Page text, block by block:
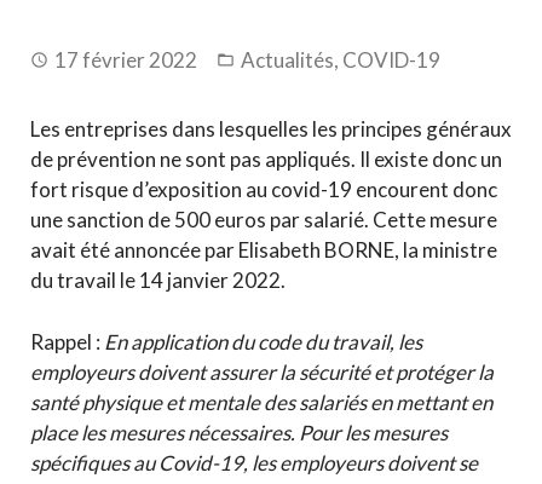
17 février 2022 Actualités, COVID-19
Les entreprises dans lesquelles les principes généraux
de prévention ne sont pas appliqués. Il existe donc un
fort risque d’exposition au covid-19 encourent donc
une sanction de 500 euros par salarié. Cette mesure
avait été annoncée par Elisabeth BORNE, la ministre
du travail le 14 janvier 2022.
Rappel : En application du code du travail, les
employeurs doivent assurer la sécurité et protéger la
santé physique et mentale des salariés en mettant en
place les mesures nécessaires. Pour les mesures
spécifiques au Covid-19, les employeurs doivent se